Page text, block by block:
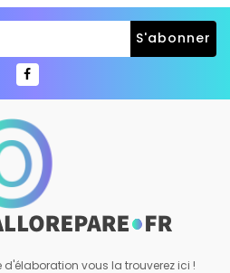
d'élaboration vous la trouverez ici !